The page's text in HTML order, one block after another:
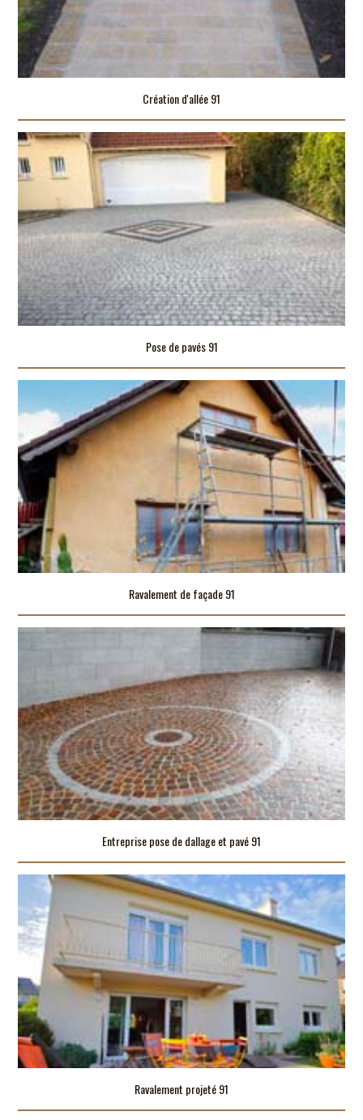
Création d'allée 91
Pose de pavés 91
Ravalement de façade 91
Entreprise pose de dallage et pavé 91
Ravalement projeté 91